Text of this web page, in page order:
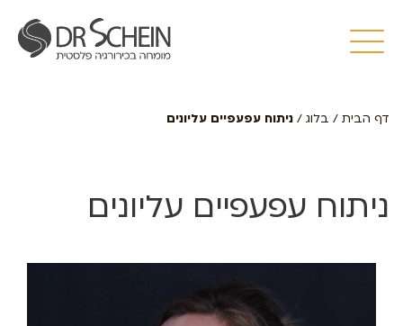
דף הבית / בלוג / ניתוח עפעפיים עליונים
ניתוח עפעפיים עליונים